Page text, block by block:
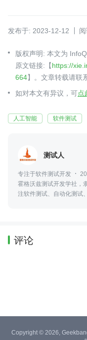
发布于: 2023-12-12
版权声明: 本文为
原文链接:【https://
664】。文章转载请联
如对本文有异议，可点
人工智能 软件测试
测试人
专注于软件测试开发
霍格沃兹测试开发学社，
注软件测试、自动化测试
评论
Copyright © 2026,